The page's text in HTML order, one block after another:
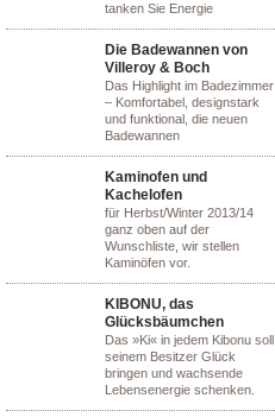
tanken Sie Energie
Die Badewannen von
Villeroy & Boch
Das Highlight im Badezimmer
– Komfortabel, designstark
und funktional, die neuen
Badewannen
Kaminofen und
Kachelofen
für Herbst/Winter 2013/14
ganz oben auf der
Wunschliste, wir stellen
Kaminöfen vor.
KIBONU, das
Glücksbäumchen
Das »Ki« in jedem Kibonu soll
seinem Besitzer Glück
bringen und wachsende
Lebensenergie schenken.